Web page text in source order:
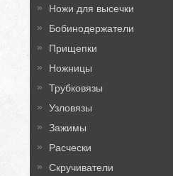
Ножи для высечки
Бобинодержатели
Прищепки
Ножницы
Трубковязы
Узловязы
Зажимы
Расчески
Скручиватели